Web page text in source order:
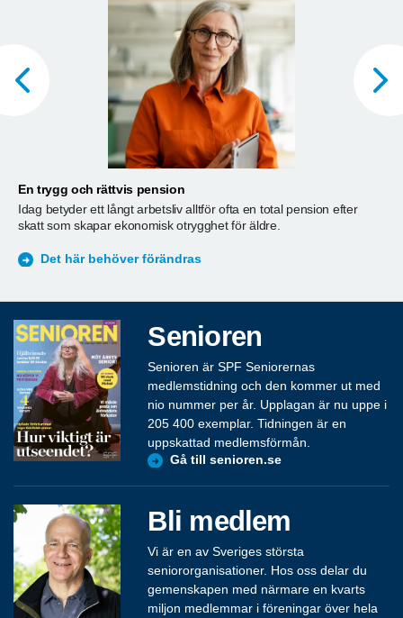
En trygg och rättvis pension
Idag betyder ett långt arbetsliv alltför ofta en total pension efter
skatt som skapar ekonomisk otrygghet för äldre.
Det här behöver förändras
Senioren
Senioren är SPF Seniorernas
medlemstidning och den kommer ut med
nio nummer per år. Upplagan är nu uppe i
205 400 exemplar. Tidningen är en
uppskattad medlemsförmån.
Gå till senioren.se
Bli medlem
Vi är en av Sveriges största
seniororganisationer. Hos oss delar du
gemenskapen med närmare en kvarts
miljon medlemmar i föreningar över hela